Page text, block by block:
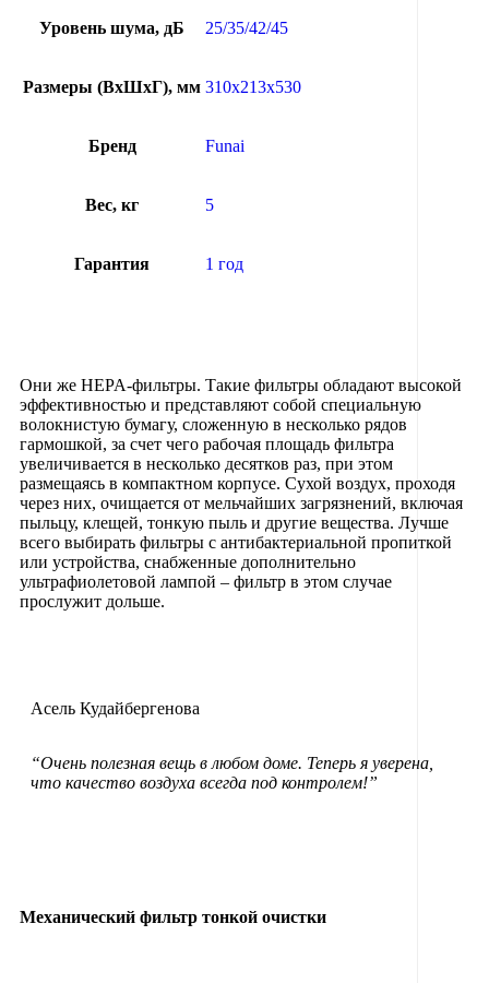
Уровень шума, дБ 25/35/42/45
Размеры (ВхШхГ), мм 310x213x530
Бренд Funai
Вес, кг 5
Гарантия 1 год
Они же HEPA-фильтры. Такие фильтры обладают высокой
эффективностью и представляют собой специальную
волокнистую бумагу, сложенную в несколько рядов
гармошкой, за счет чего рабочая площадь фильтра
увеличивается в несколько десятков раз, при этом
размещаясь в компактном корпусе. Сухой воздух, проходя
через них, очищается от мельчайших загрязнений, включая
пыльцу, клещей, тонкую пыль и другие вещества. Лучше
всего выбирать фильтры с антибактериальной пропиткой
или устройства, снабженные дополнительно
ультрафиолетовой лампой – фильтр в этом случае
прослужит дольше.
Асель Кудайбергенова
“Очень полезная вещь в любом доме. Теперь я уверена,
что качество воздуха всегда под контролем!”
Механический фильтр тонкой очистки